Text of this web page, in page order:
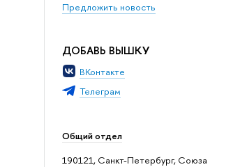
Предложить новость
ДОБАВЬ ВЫШКУ
ВКонтакте
Телеграм
Общий отдел
190121, Санкт-Петербург, Союза